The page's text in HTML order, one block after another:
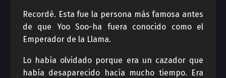
Recordé. Esta fue la persona más famosa antes
de que Yoo Soo-ha fuera conocido como el
Emperador de la Llama.
Lo había olvidado porque era un cazador que
había desaparecido hacía mucho tiempo. Era